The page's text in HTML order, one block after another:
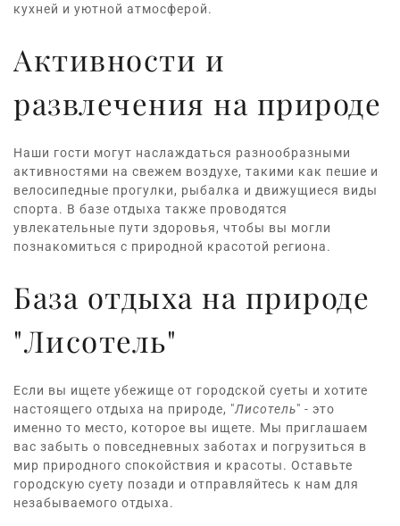
кухней и уютной атмосферой.
Активности и
развлечения на природе
Наши гости могут наслаждаться разнообразными
активностями на свежем воздухе, такими как пешие и
велосипедные прогулки, рыбалка и движущиеся виды
спорта. В базе отдыха также проводятся
увлекательные пути здоровья, чтобы вы могли
познакомиться с природной красотой региона.
База отдыха на природе
"Лисотель"
Если вы ищете убежище от городской суеты и хотите
настоящего отдыха на природе, "Лисотель" - это
именно то место, которое вы ищете. Мы приглашаем
вас забыть о повседневных заботах и погрузиться в
мир природного спокойствия и красоты. Оставьте
городскую суету позади и отправляйтесь к нам для
незабываемого отдыха.